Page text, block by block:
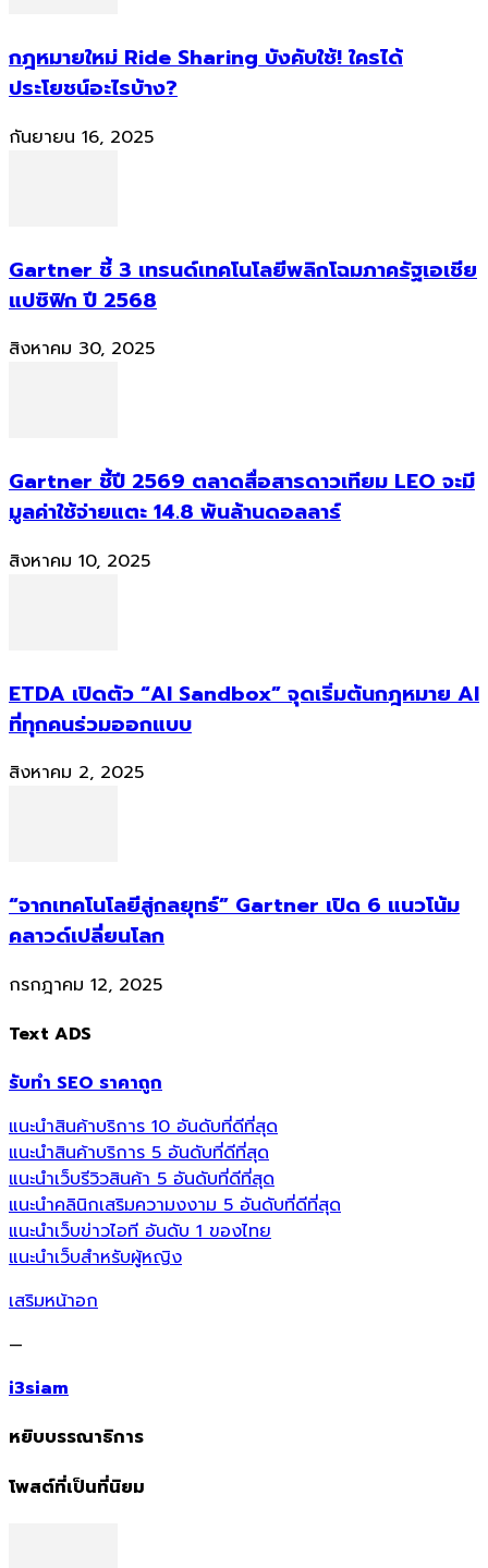
กฎหมายใหม่ Ride Sharing บังคับใช้! ใครได้
ประโยชน์อะไรบ้าง?
กันยายน 16, 2025
Gartner ชี้ 3 เทรนด์เทคโนโลยีพลิกโฉมภาครัฐเอเชีย
แปซิฟิก ปี 2568
สิงหาคม 30, 2025
Gartner ชี้ปี 2569 ตลาดสื่อสารดาวเทียม LEO จะมี
มูลค่าใช้จ่ายแตะ 14.8 พันล้านดอลลาร์
สิงหาคม 10, 2025
ETDA เปิดตัว “AI Sandbox” จุดเริ่มต้นกฎหมาย AI
ที่ทุกคนร่วมออกแบบ
สิงหาคม 2, 2025
“จากเทคโนโลยีสู่กลยุทธ์” Gartner เปิด 6 แนวโน้ม
คลาวด์เปลี่ยนโลก
กรกฎาคม 12, 2025
Text ADS
รับทำ SEO ราคาถูก
แนะนำสินค้าบริการ 10 อันดับที่ดีที่สุด
แนะนำสินค้าบริการ 5 อันดับที่ดีที่สุด
แนะนำเว็บรีวิวสินค้า 5 อันดับที่ดีที่สุด
แนะนำคลินิกเสริมความงงาม 5 อันดับที่ดีที่สุด
แนะนำเว็บข่าวไอที อันดับ 1 ของไทย
แนะนำเว็บสำหรับผู้หญิง
เสริมหน้าอก
—
i3siam
หยิบบรรณาธิการ
โพสต์ที่เป็นที่นิยม